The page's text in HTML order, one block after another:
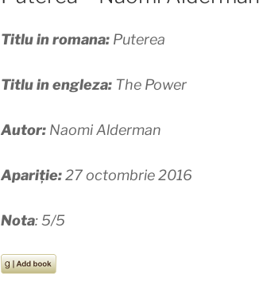
Titlu in romana: Puterea
Titlu in engleza: The Power
Autor: Naomi Alderman
Apariție:27 octombrie 2016
Nota: 5/5